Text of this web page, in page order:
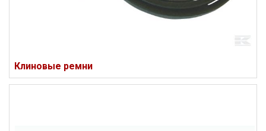
Клиновые ремни